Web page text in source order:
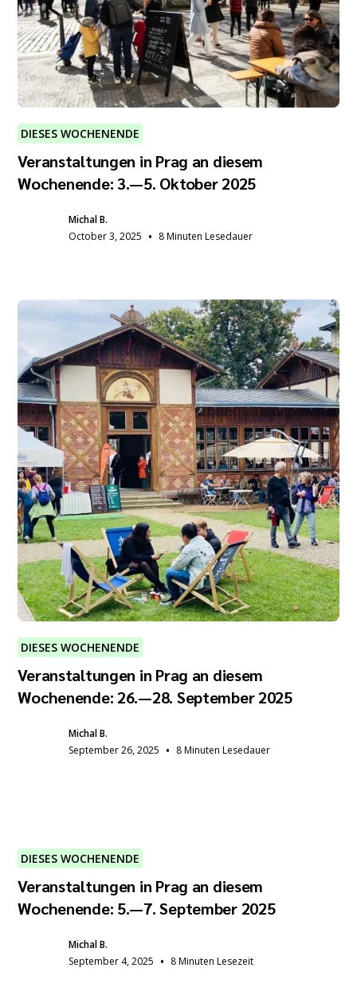
DIESES WOCHENENDE
Veranstaltungen in Prag an diesem
Wochenende: 3.—5. Oktober 2025
Michal B.
October 3, 2025 • 8 Minuten Lesedauer
DIESES WOCHENENDE
Veranstaltungen in Prag an diesem
Wochenende: 26.—28. September 2025
Michal B.
September 26, 2025 • 8 Minuten Lesedauer
DIESES WOCHENENDE
Veranstaltungen in Prag an diesem
Wochenende: 5.—7. September 2025
Michal B.
September 4, 2025 • 8 Minuten Lesezeit